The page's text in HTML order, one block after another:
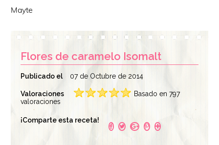
Mayte
Flores de caramelo Isomalt
Publicado el 07 de Octubre de 2014
Valoraciones
Basado en 797
valoraciones
¡Comparte esta receta!